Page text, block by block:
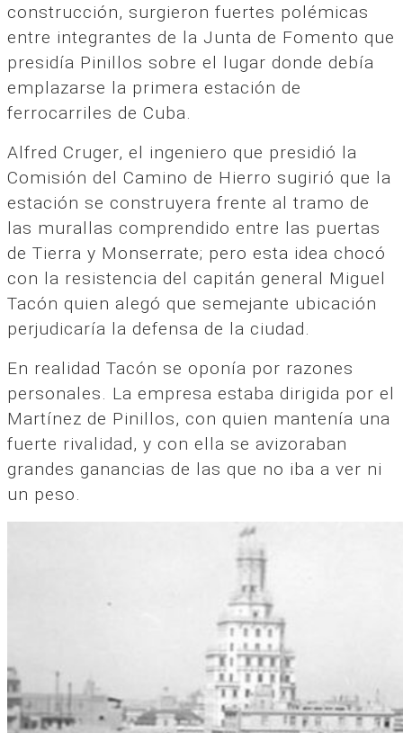
construcción, surgieron fuertes polémicas
entre integrantes de la Junta de Fomento que
presidía Pinillos sobre el lugar donde debía
emplazarse la primera estación de
ferrocarriles de Cuba.
Alfred Cruger, el ingeniero que presidió la
Comisión del Camino de Hierro sugirió que la
estación se construyera frente al tramo de
las murallas comprendido entre las puertas
de Tierra y Monserrate; pero esta idea chocó
con la resistencia del capitán general Miguel
Tacón quien alegó que semejante ubicación
perjudicaría la defensa de la ciudad.
En realidad Tacón se oponía por razones
personales. La empresa estaba dirigida por el
Martínez de Pinillos, con quien mantenía una
fuerte rivalidad, y con ella se avizoraban
grandes ganancias de las que no iba a ver ni
un peso.